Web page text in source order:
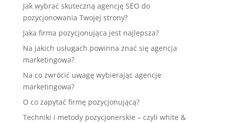
Jak wybrać skuteczną agencję SEO do
pozycjonowania Twojej strony?
Jaka firma pozycjonująca jest najlepsza?
Na jakich usługach powinna znać się agencja
marketingowa?
Na co zwrócić uwagę wybierając agencje
marketingowa?
O co zapytać firmę pozycjonującą?
Techniki i metody pozycjonerskie – czyli white &